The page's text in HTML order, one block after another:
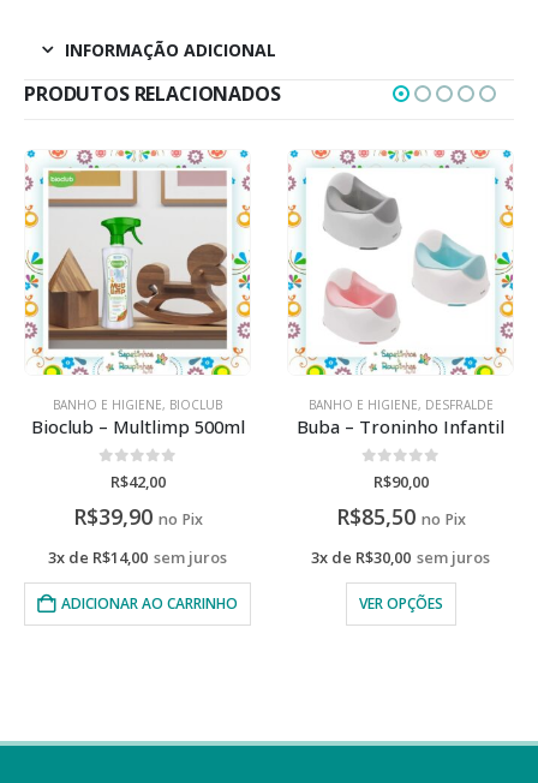
INFORMAÇÃO ADICIONAL
PRODUTOS RELACIONADOS
BANHO E HIGIENE, BIOCLUB
Bioclub – Multlimp 500ml
de 5
R$42,00
R$39,90 no Pix
3x de R$14,00 sem juros
ADICIONAR AO CARRINHO
BANHO E HIGIENE, DESFRALDE
Buba – Troninho Infantil
de 5
R$90,00
R$85,50 no Pix
3x de R$30,00 sem juros
VER OPÇÕES